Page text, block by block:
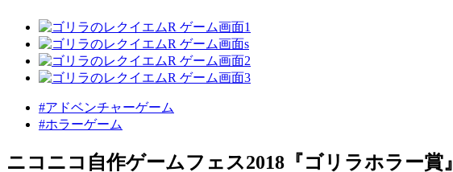
#アドベンチャーゲーム
#ホラーゲーム
ニコニコ自作ゲームフェス2018『ゴリラホラー賞』